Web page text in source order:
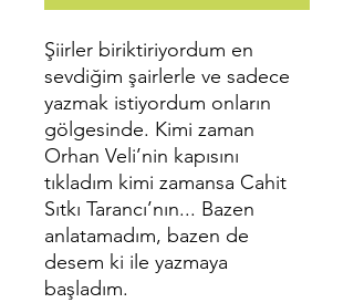
Şiirler biriktiriyordum en
sevdiğim şairlerle ve sadece
yazmak istiyordum onların
gölgesinde. Kimi zaman
Orhan Veli’nin kapısını
tıkladım kimi zamansa Cahit
Sıtkı Tarancı’nın... Bazen
anlatamadım, bazen de
desem ki ile yazmaya
başladım.